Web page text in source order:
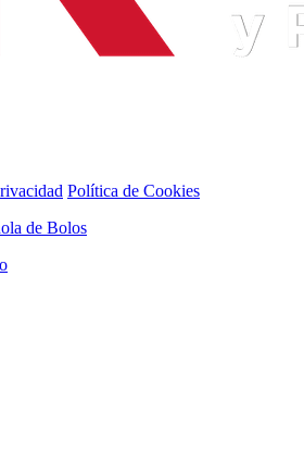
Política de Cookies
de Bolos